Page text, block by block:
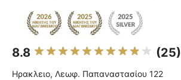
8.8 (25)
Ηρακλειο, Λεωφ. Παπαναστασίου 122